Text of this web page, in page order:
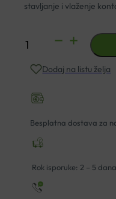
stavljanje i vlaženje
PROCULIN
LENS
100ML
količina
Dodaj na listu želja
Besplatna dostava za
Rok isporuke: 2 – 5 dana